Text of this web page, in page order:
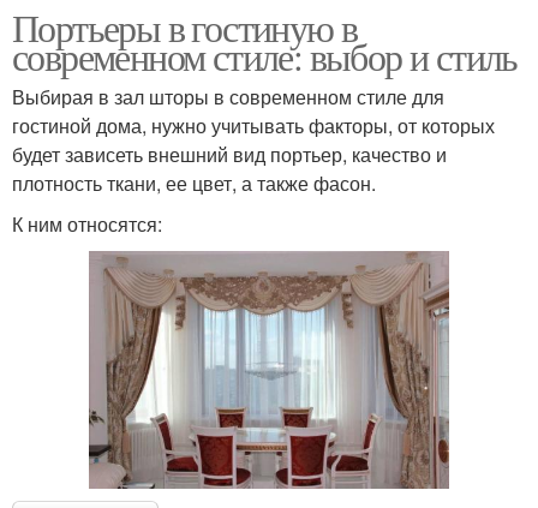
Портьеры в гостиную в
современном стиле: выбор и стиль
Выбирая в зал шторы в современном стиле для
гостиной дома, нужно учитывать факторы, от которых
будет зависеть внешний вид портьер, качество и
плотность ткани, ее цвет, а также фасон.
К ним относятся: